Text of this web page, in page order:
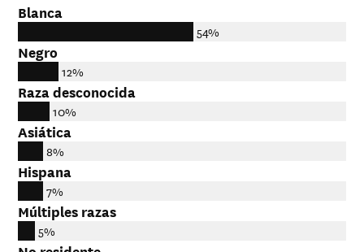
Blanca
54%
Negro
12%
Raza desconocida
10%
Asiática
8%
Hispana
7%
Múltiples razas
5%